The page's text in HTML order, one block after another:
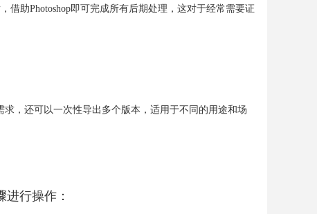
助Photoshop即可完成所有后期处理，这对于经常需要证
，还可以一次性导出多个版本，适用于不同的用途和场
行操作：